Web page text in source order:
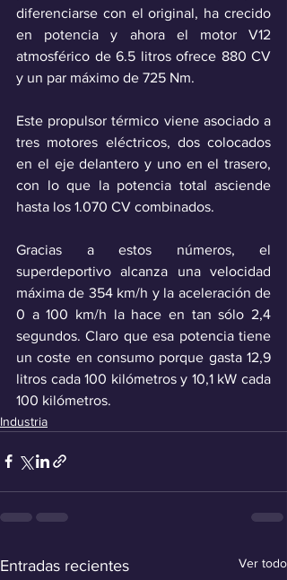
diferenciarse con el original, ha crecido
en potencia y ahora el motor V12
atmosférico de 6.5 litros ofrece 880 CV
y un par máximo de 725 Nm.
Este propulsor térmico viene asociado a
tres motores eléctricos, dos colocados
en el eje delantero y uno en el trasero,
con lo que la potencia total asciende
hasta los 1.070 CV combinados.
Gracias a estos números, el
superdeportivo alcanza una velocidad
máxima de 354 km/h y la aceleración de
0 a 100 km/h la hace en tan sólo 2,4
segundos. Claro que esa potencia tiene
un coste en consumo porque gasta 12,9
litros cada 100 kilómetros y 10,1 kW cada
100 kilómetros.
Industria
Entradas recientes Ver todo